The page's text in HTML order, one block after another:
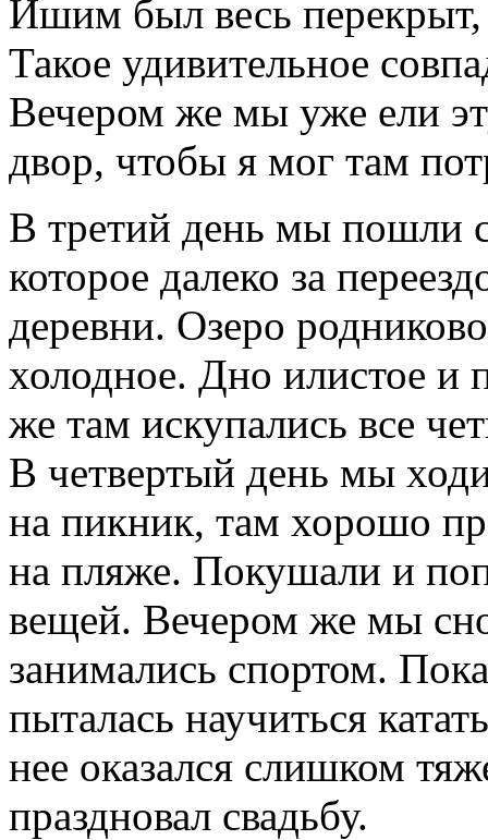
Ишим был весь перекрыт,
Такое удивительное
Вечером же мы уже ели
двор, чтобы я мог там
В третий день мы пошли
которое далеко за
деревни. Озеро
холодное. Дно илистое
же там искупались все
В четвертый день мы
на пикник, там хорошо
на пляже. Покушали и
вещей. Вечером же мы
занимались спортом.
пыталась научиться
нее оказался слишком
праздновал свадьбу.